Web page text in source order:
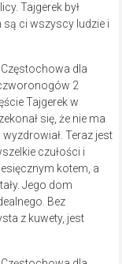
Tajgerek był
są ci wszyscy ludzie i
Tajgerek w
się, że nie ma
Teraz jest
czułości i
kotem, a
Jego dom
Bez
z kuwety, jest